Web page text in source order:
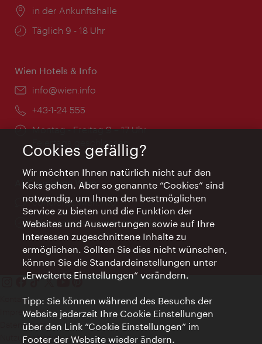
Ort:
in der Ankunftshalle
Öffnungszeiten:
Täglich 9 - 18 Uhr
Wien Hotels & Info
Email:
info@wien.info
Telefon:
+43-1-24 555
Öffnungszeiten:
Montag - Freitag 9 – 17 Uhr
Feiertags geschlossen
AI Concierge Wien
Ort:
concierge.wien.info
Öffnungszeiten:
Informationen rund um die Uhr
Kontakt
Impressum
Datenschutz
Nutzungsbedingungen
Cookies gefällig?
Wir möchten Ihnen natürlich nicht auf den
Keks gehen. Aber so genannte “Cookies” sind
notwendig, um Ihnen den bestmöglichen
Service zu bieten und die Funktion der
Websites und Auswertungen sowie auf Ihre
Interessen zugeschnittene Inhalte zu
ermöglichen. Sollten Sie dies nicht wünschen,
können Sie die Standardeinstellungen unter
„Erweiterte Einstellungen“ verändern.
Tipp: Sie können während des Besuchs der
Website jederzeit Ihre Cookie Einstellungen
über den Link “Cookie Einstellungen” im
Footer der Website wieder ändern.